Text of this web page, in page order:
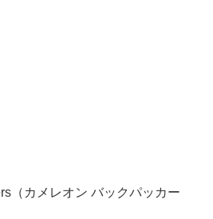
（カメレオン バックパッカー